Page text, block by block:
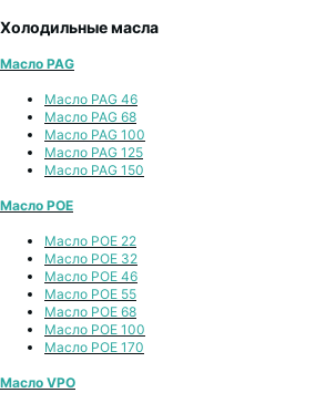
Холодильные масла
Масло PAG
Масло PAG 46
Масло PAG 68
Масло PAG 100
Масло PAG 125
Масло PAG 150
Масло POE
Масло POE 22
Масло POE 32
Масло POE 46
Масло POE 55
Масло POE 68
Масло POE 100
Масло POE 170
Масло VPO